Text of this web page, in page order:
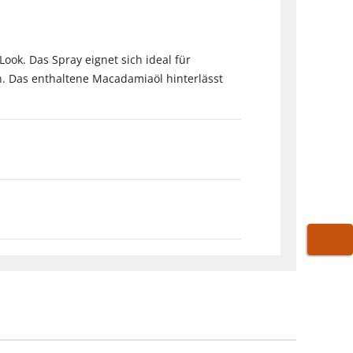
Das Spray eignet sich ideal für
Das enthaltene Macadamiaöl hinterlässt